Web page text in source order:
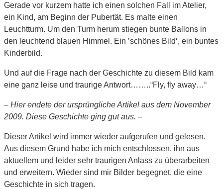
Gerade vor kurzem hatte ich einen solchen Fall im Atelier,
ein Kind, am Beginn der Pubertät. Es malte einen
Leuchtturm. Um den Turm herum stiegen bunte Ballons in
den leuchtend blauen Himmel. Ein ’schönes Bild‘, ein buntes
Kinderbild.
Und auf die Frage nach der Geschichte zu diesem Bild kam
eine ganz leise und traurige Antwort……..“Fly, fly away…“
– Hier endete der ursprüngliche Artikel aus dem November
2009. Diese Geschichte ging gut aus. –
Dieser Artikel wird immer wieder aufgerufen und gelesen.
Aus diesem Grund habe ich mich entschlossen, ihn aus
aktuellem und leider sehr traurigen Anlass zu überarbeiten
und erweitern. Wieder sind mir Bilder begegnet, die eine
Geschichte in sich tragen.